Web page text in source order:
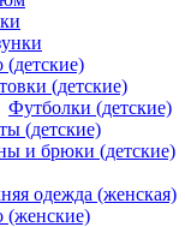
(детские)
(детские)
Футболки (детские)
(детские)
и брюки (детские)
одежда (женская)
(женские)